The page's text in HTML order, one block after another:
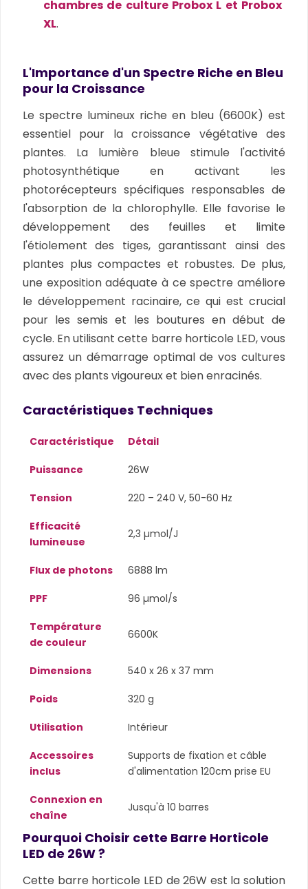
chambres de culture Probox L et Probox
XL.
L'Importance d'un Spectre Riche en Bleu
pour la Croissance
Le spectre lumineux riche en bleu (6600K) est
essentiel pour la croissance végétative des
plantes. La lumière bleue stimule l'activité
photosynthétique en activant les
photorécepteurs spécifiques responsables de
l'absorption de la chlorophylle. Elle favorise le
développement des feuilles et limite
l'étiolement des tiges, garantissant ainsi des
plantes plus compactes et robustes. De plus,
une exposition adéquate à ce spectre améliore
le développement racinaire, ce qui est crucial
pour les semis et les boutures en début de
cycle. En utilisant cette barre horticole LED, vous
assurez un démarrage optimal de vos cultures
avec des plants vigoureux et bien enracinés.
Caractéristiques Techniques
Caractéristique Détail
Puissance 26W
Tension 220 – 240 V, 50-60 Hz
Efficacité
lumineuse
2,3 µmol/J
Flux de photons 6888 lm
PPF 96 µmol/s
Température
de couleur
6600K
Dimensions 540 x 26 x 37 mm
Poids 320 g
Utilisation Intérieur
Accessoires
inclus
Supports de fixation et câble
d'alimentation 120cm prise EU
Connexion en
chaîne
Jusqu'à 10 barres
Pourquoi Choisir cette Barre Horticole
LED de 26W ?
Cette barre horticole LED de 26W est la solution